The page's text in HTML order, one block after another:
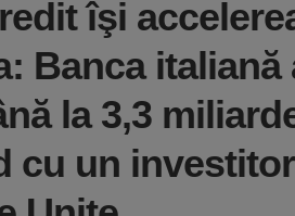
îşi
Banca
la 3,3
cu un